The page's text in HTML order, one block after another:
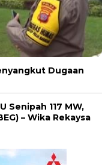
Dugaan
Senipah 117 MW,
– Wika Rekaysa